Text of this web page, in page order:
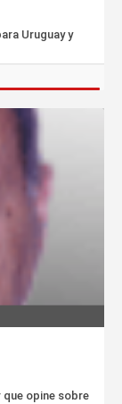
Uruguay y
opine sobre